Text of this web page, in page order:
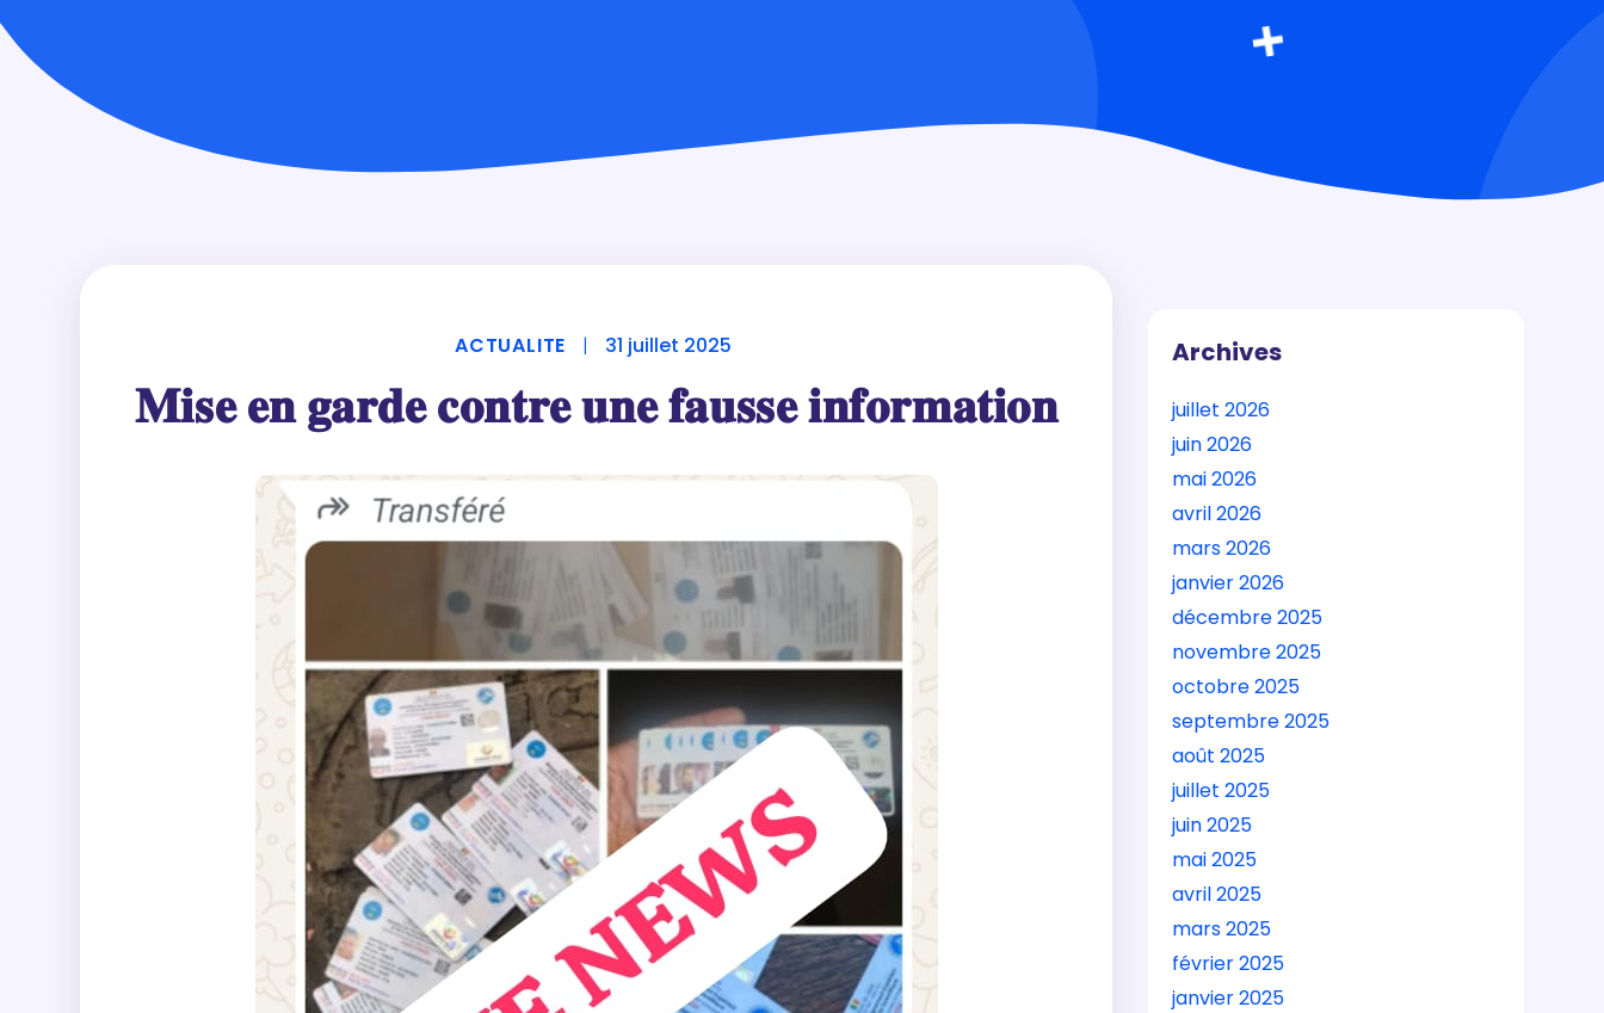
ACTUALITE | 31 juillet 2025
𝐌𝐢𝐬𝐞 𝐞𝐧 𝐠𝐚𝐫𝐝𝐞 𝐜𝐨𝐧𝐭𝐫𝐞 𝐮𝐧𝐞 𝐟𝐚𝐮𝐬𝐬𝐞 𝐢𝐧𝐟𝐨𝐫𝐦𝐚𝐭𝐢𝐨𝐧
Archives
juillet 2026
juin 2026
mai 2026
avril 2026
mars 2026
janvier 2026
décembre 2025
novembre 2025
octobre 2025
septembre 2025
août 2025
juillet 2025
juin 2025
mai 2025
avril 2025
mars 2025
février 2025
janvier 2025